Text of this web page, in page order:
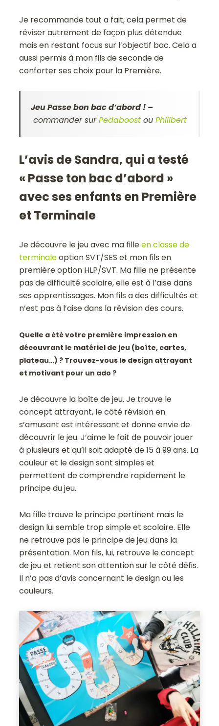
Je recommande tout a fait, cela permet de
réviser autrement de façon plus détendue
mais en restant focus sur l’objectif bac. Cela a
aussi permis à mon fils de seconde de
conforter ses choix pour la Première.
Jeu Passe bon bac d’abord ! –
commander surPedaboost ouPhilibert
L’avis de Sandra, qui a testé
« Passe ton bac d’abord »
avec ses enfants en Première
et Terminale
Je découvre le jeu avec ma filleen classe de
terminaleoption SVT/SES et mon fils en
première option HLP/SVT. Ma fille ne présente
pas de difficulté scolaire, elle est à l’aise dans
ses apprentissages. Mon fils a des difficultés et
n’est pas à l’aise dans la révision des cours.
Quelle a été votre première impression en
découvrant le matériel de jeu (boîte, cartes,
plateau…) ? Trouvez-vous le design attrayant
et motivant pour un ado ?
Je découvre la boîte de jeu. Je trouve le
concept attrayant, le côté révision en
s’amusant est intéressant et donne envie de
découvrir le jeu. J’aime le fait de pouvoir jouer
à plusieurs et qu’il soit adapté de 15 à 99 ans. La
couleur et le design sont simples et
permettent de comprendre rapidement le
principe du jeu.
Ma fille trouve le principe pertinent mais le
design lui semble trop simple et scolaire. Elle
ne retrouve pas le principe de jeu dans la
présentation. Mon fils, lui, retrouve le concept
de jeu et retient son attention sur le côté défis.
Il n’a pas d’avis concernant le design ou les
couleurs.